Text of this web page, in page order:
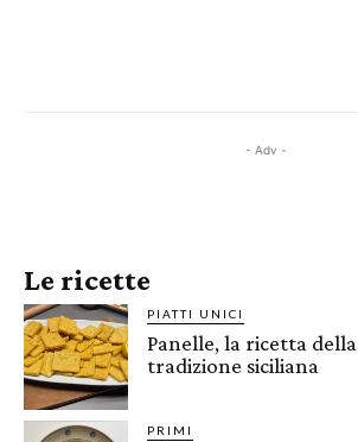
- Adv -
Le ricette
PIATTI UNICI
Panelle, la ricetta della
tradizione siciliana
PRIMI